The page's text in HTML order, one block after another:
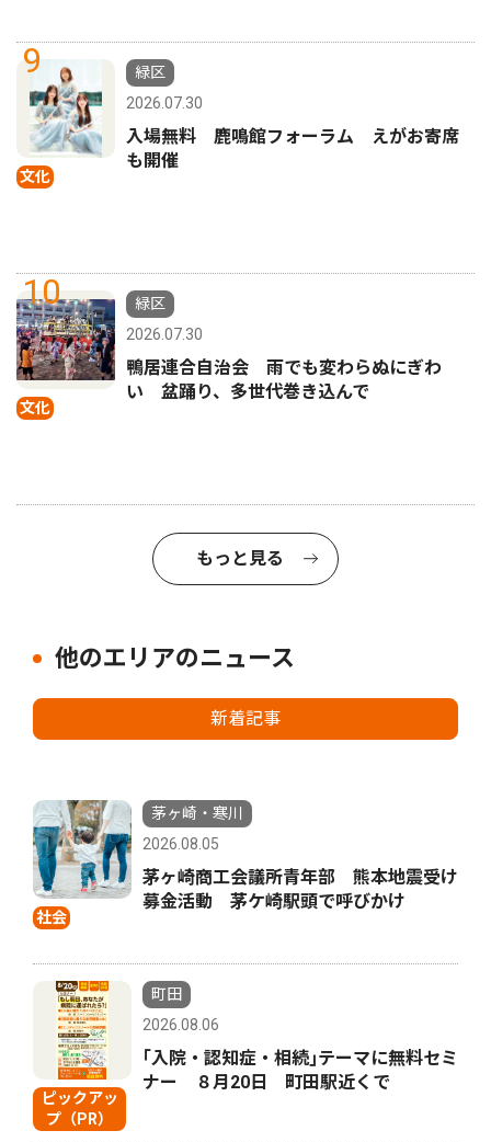
9
文化
緑区
2026.07.30
入場無料 鹿鳴館フォーラム えがお寄席
も開催
10
文化
緑区
2026.07.30
鴨居連合自治会 雨でも変わらぬにぎわ
い 盆踊り、多世代巻き込んで
もっと見る
他のエリアのニュース
新着記事
社会
茅ヶ崎・寒川
2026.08.05
茅ヶ崎商工会議所青年部 熊本地震受け
募金活動 茅ケ崎駅頭で呼びかけ
ピックアッ
プ（PR）
町田
2026.08.06
｢入院・認知症・相続｣テーマに無料セミ
ナー ８月20日 町田駅近くで